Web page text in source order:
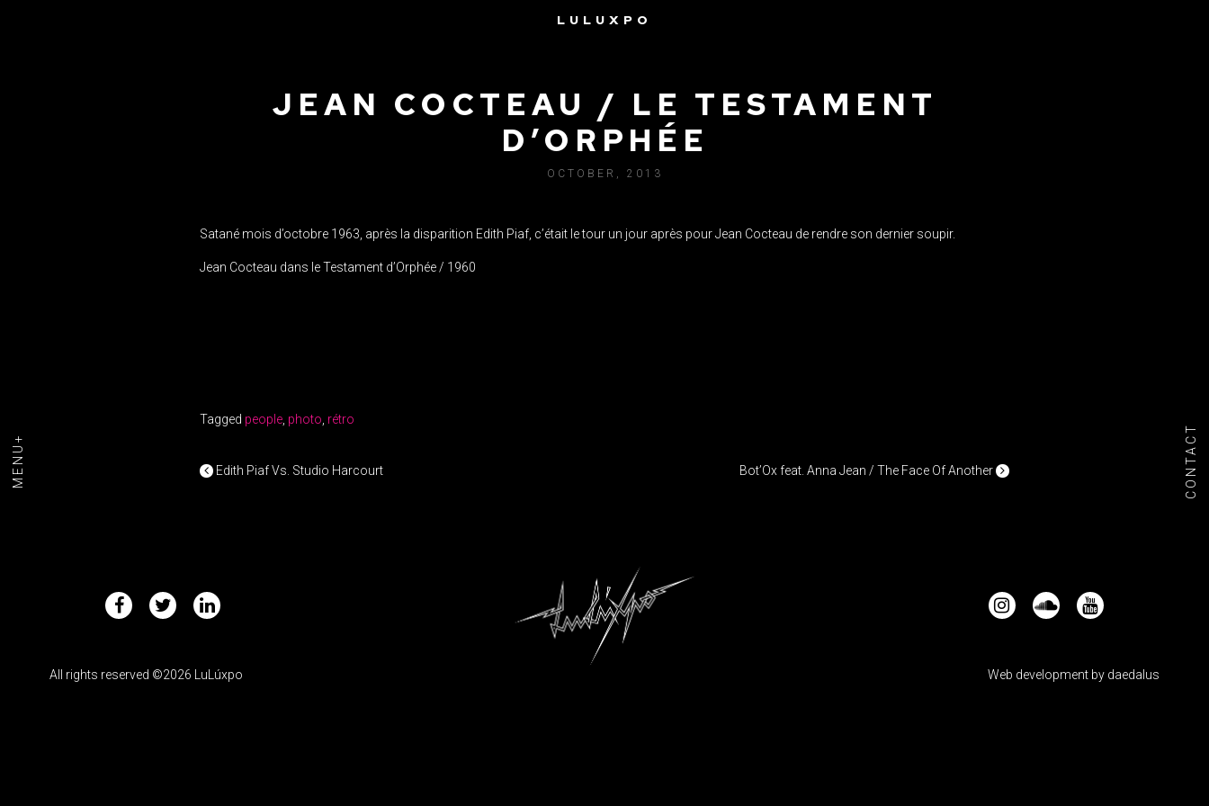
LULUXPO
MENU+ CONTACT
JEAN COCTEAU / LE TESTAMENT
D’ORPHÉE
OCTOBER, 2013
Satané mois d’octobre 1963, après la disparition Edith Piaf, c’était le tour un jour après pour Jean Cocteau de rendre son dernier soupir.
Jean Cocteau dans le Testament d’Orphée / 1960
Tagged people photo rétro
POST NAVIGATION
Edith Piaf Vs. Studio Harcourt Bot’Ox feat. Anna Jean / The Face Of Another
All rights reserved ©2026 LuLúxpo Web development by daedalus